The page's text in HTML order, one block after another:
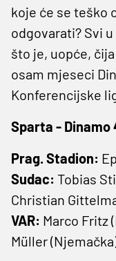
koje će se teško
odgovarati? Svi
što je, uopće,
osam mjeseci
Konferencijske
Sparta - Dinamo
Prag. Stadion:
Sudac: Tobias
Christian
VAR: Marco Fritz
Müller